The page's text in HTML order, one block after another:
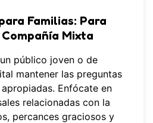
Familias: Para
Mixta
público joven o de
mantener las preguntas
Enfócate en
relacionadas con la
percances graciosos y